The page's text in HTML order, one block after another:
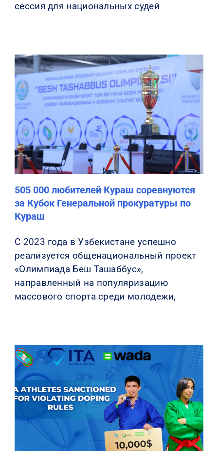
сессия для национальных судей
505 000 любителей Кураш соревнуются
за Кубок Генеральной прокуратуры по
Кураш
С 2023 года в Узбекистане успешно
реализуется общенациональный проект
«Олимпиада Беш Ташаббус»,
направленный на популяризацию
массового спорта среди молодежи,